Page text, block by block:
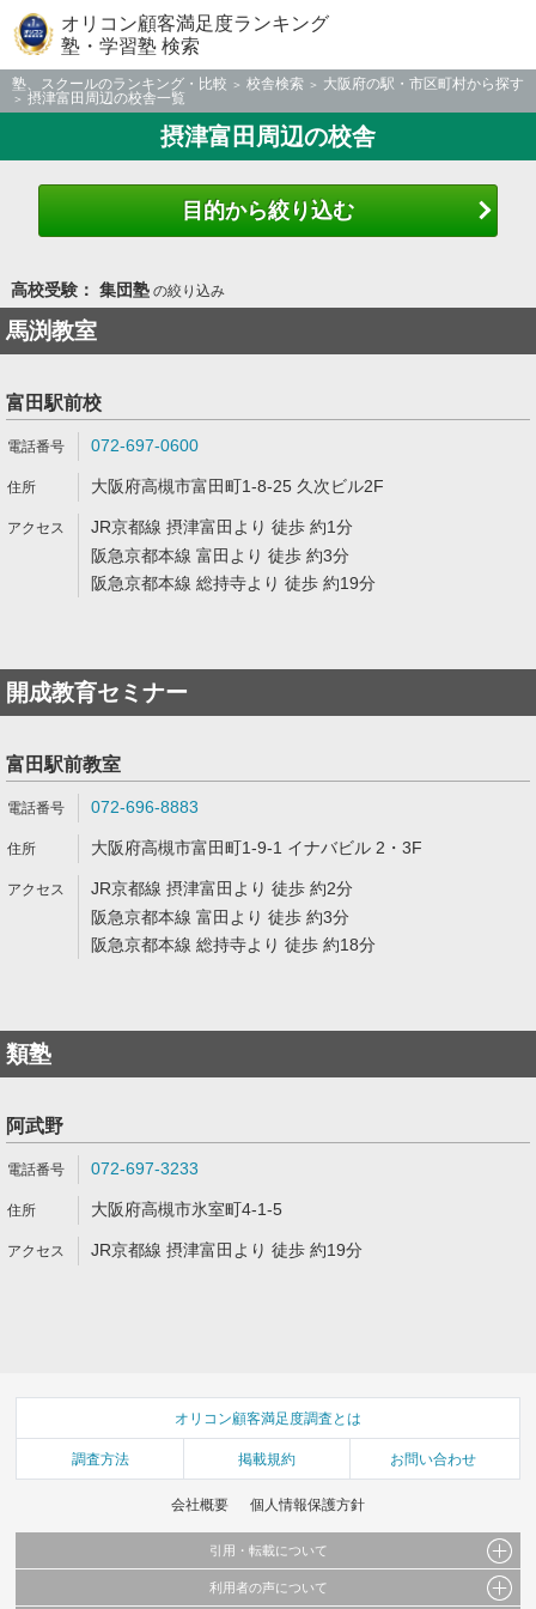
オリコン顧客満足度ランキング
塾・学習塾 検索
塾、スクールのランキング・比較 校舎検索
大阪府の駅・市区町村から探す
摂津富田周辺の校舎一覧
摂津富田周辺の校舎
目的から絞り込む
高校受験： 集団塾の絞り込み
馬渕教室
富田駅前校
072-697-0600
大阪府高槻市富田町1-8-25 久次ビル2F
JR京都線 摂津富田より 徒歩 約1分
阪急京都本線 富田より 徒歩 約3分
阪急京都本線 総持寺より 徒歩 約19分
開成教育セミナー
富田駅前教室
072-696-8883
大阪府高槻市富田町1-9-1 イナバビル 2・3F
JR京都線 摂津富田より 徒歩 約2分
阪急京都本線 富田より 徒歩 約3分
阪急京都本線 総持寺より 徒歩 約18分
類塾
阿武野
072-697-3233
大阪府高槻市氷室町4-1-5
JR京都線 摂津富田より 徒歩 約19分
オリコン顧客満足度調査とは
調査方法 掲載規約 お問い合わせ
会社概要 個人情報保護方針
引用・転載について
当サイトで公開されている情報（文字、写真、イラスト、画像データ等）及びこれらの配
利用者の声について